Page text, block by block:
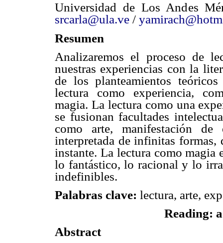
Universidad de Los Andes
srcarla@ula.ve /
Resumen
Analizaremos el proceso de
nuestras experiencias con la
de los planteamientos
lectura como experiencia,
magia. La lectura como una
se fusionan facultades
como arte, manifestación de
interpretada de infinitas
instante. La lectura como
lo fantástico, lo racional y lo
indefinibles.
Palabras clave: lectura, arte,
Reading:
Abstract